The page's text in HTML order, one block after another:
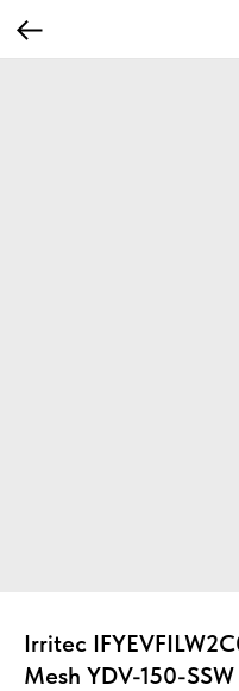
Irritec
Mesh YDV-150-SSW